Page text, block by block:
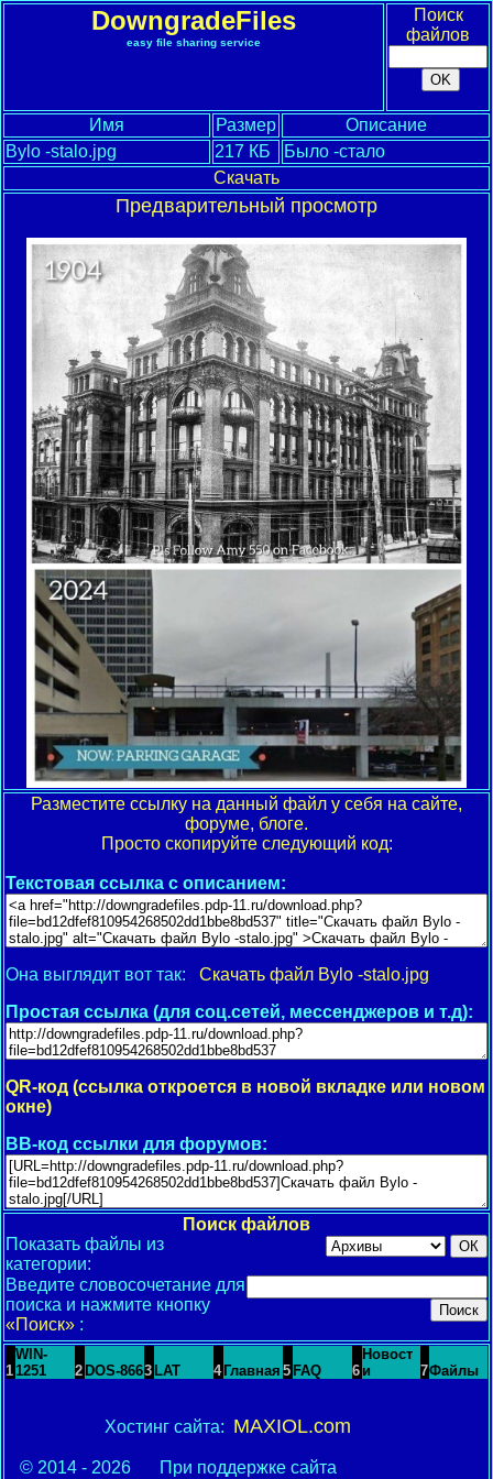
DowngradeFiles
easy file sharing service
Поиск
файлов
Имя Размер
Описание
Bylo -stalo.jpg
217 КБ
Было -стало
Скачать
Предварительный просмотр
Разместите ссылку на данный файл у себя на сайте,
форуме, блоге.
Просто скопируйте следующий код:
Текстовая ссылка с описанием:
Она выглядит вот так: Скачать файл Bylo -stalo.jpg
Простая ссылка (для соц.сетей, мессенджеров и т.д):
QR-код (ссылка откроется в новой вкладке или новом
окне)
BB-код ссылки для форумов:
Поиск файлов
Показать файлы из
категории:
Введите словосочетание для
поиска и нажмите кнопку
«Поиск» :
1
WIN-
1251
2 DOS-8663 LAT 4 Главная 5 FAQ 6
Новост
и
7Файлы
Хостинг сайта: MAXIOL.com
© 2014 - 2026
При поддержке сайта